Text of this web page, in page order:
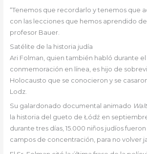
“Tenemos que recordarlo y tenemos que
con las lecciones que hemos aprendido de
profesor Bauer.
Satélite de la historia judía
Ari Folman, quien también habló durante el
conmemoración en línea, es hijo de
Holocausto que se conocieron y se
Lodz.
Su galardonado documental animado
la historia del gueto de Łódź en
durante tres días, 15.000 niños judíos
campos de concentración, para no volver